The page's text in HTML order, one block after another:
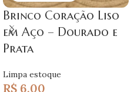
Brinco Coração Liso
em Aço – Dourado e
Prata
Limpa estoque
R$ 6,00